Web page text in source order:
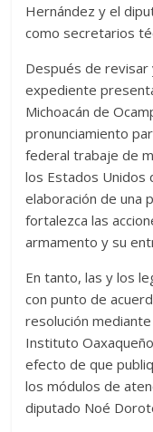
Hernández y el
como secretarios
Después de revisar
expediente
Michoacán de
pronunciamiento
federal trabaje de
los Estados Unidos
elaboración de una
fortalezca las
armamento y su
En tanto, las y los
con punto de
resolución
Instituto
efecto de que
los módulos de
diputado Noé